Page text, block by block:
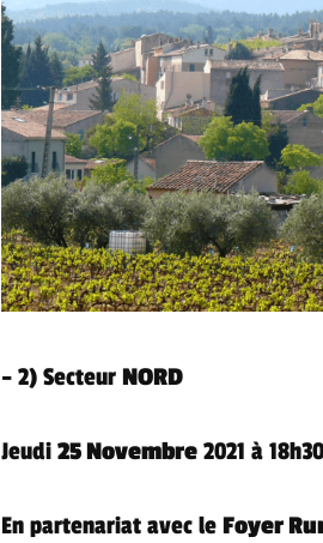
– 2) SecteurNORD
Jeudi25 Novembre 2021 à
En partenariat avec leFoyer